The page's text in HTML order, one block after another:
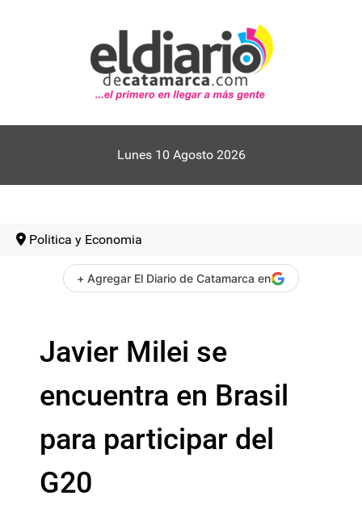
Lunes 10 Agosto 2026
Politica y Economia
+ Agregar El Diario de Catamarca en
Javier Milei se
encuentra en Brasil
para participar del
G20